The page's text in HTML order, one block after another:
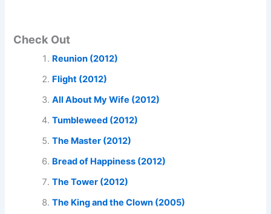
Check Out
Reunion (2012)
Flight (2012)
All About My Wife (2012)
Tumbleweed (2012)
The Master (2012)
Bread of Happiness (2012)
The Tower (2012)
The King and the Clown (2005)